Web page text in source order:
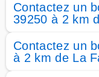
Contactez un
39250 à 2 km
Contactez un
à 2 km de La